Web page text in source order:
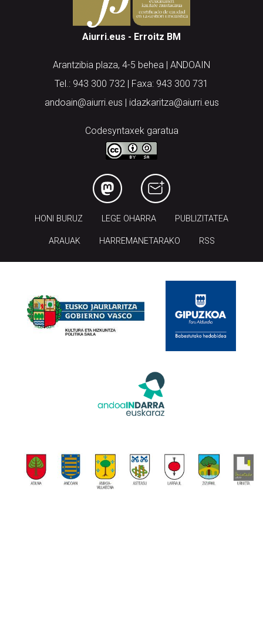
Aiurri.eus - Erroitz BM
Arantzibia plaza, 4-5 behea | ANDOAIN
Tel.: 943 300 732 | Faxa: 943 300 731
andoain@aiurri.eus | idazkaritza@aiurri.eus
Codesyntaxek garatua
HONI BURUZ LEGE OHARRA PUBLIZITATEA
ARAUAK HARREMANETARAKO RSS